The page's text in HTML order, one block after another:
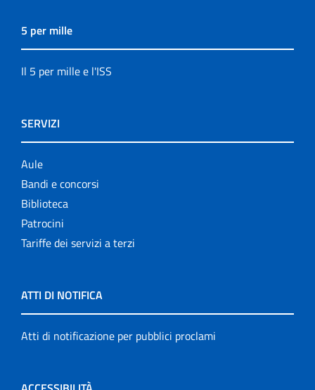
5 per mille
Il 5 per mille e l'ISS
SERVIZI
Aule
Bandi e concorsi
Biblioteca
Patrocini
Tariffe dei servizi a terzi
ATTI DI NOTIFICA
Atti di notificazione per pubblici proclami